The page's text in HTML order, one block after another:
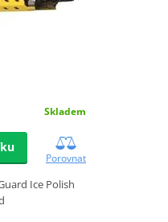
Skladem
Porovnat
Ice Polish